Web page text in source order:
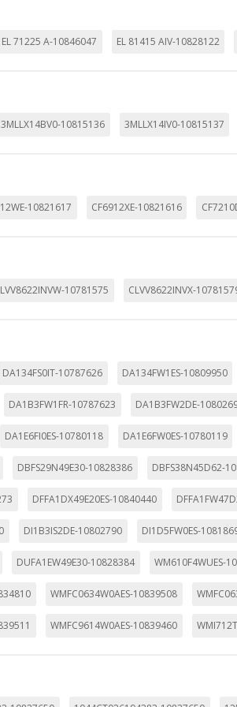
EL 71225 A-10846047 EL 81415 AIV-10828122
3MLLX14BV0-10815136 3MLLX14IV0-10815137
10821617 CF6912XE-10821616
10781575 CLVV8622INVX-
DA134FS0IT-10787626 DA134FW1ES-10809950
DA1B3FW1FR-10787623 DA1B3FW2DE-
DA1E6FI0ES-10780118 DA1E6FW0ES-10780119
DBFS29N49E30-10828386 DBFS38N45D62-
DFFA1DX49E20ES-10840440
DI1B3IS2DE-10802790 DI1D5FW0ES-
DUFA1EW49E30-10828384 WM610F4WUES-
WMFC0634W0AES-10839508
WMFC9614W0AES-10839460